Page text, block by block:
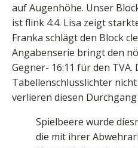
auf Augenhöhe. Unser
ist flink 4:4. Lisa zeigt
Franka schlägt den Block
Angabenserie bringt den
Gegner- 16:11 für den
Tabellenschlusslichter
verlieren diesen Durchgang
Spielbeere wurde
die mit ihrer